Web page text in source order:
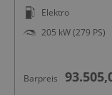
Elektro
205 kW (279 PS)
Barpreis